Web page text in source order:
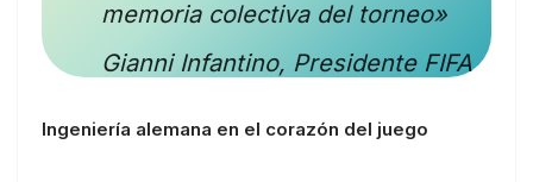
memoria colectiva del torneo»
Gianni Infantino, Presidente FIFA
Ingeniería alemana en el corazón del juego